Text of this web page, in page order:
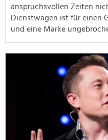
anspruchsvollen Zeiten
Dienstwagen ist für einen
und eine Marke